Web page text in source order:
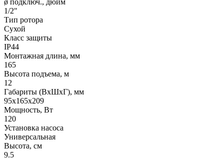
1/2"
Тип ротора
Сухой
Класс защиты
IP44
Монтажная длина, мм
165
Высота подъема, м
12
Габариты (ВхШхГ), мм
95х165х209
Мощность, Вт
120
Установка насоса
Универсальная
Высота, см
9.5